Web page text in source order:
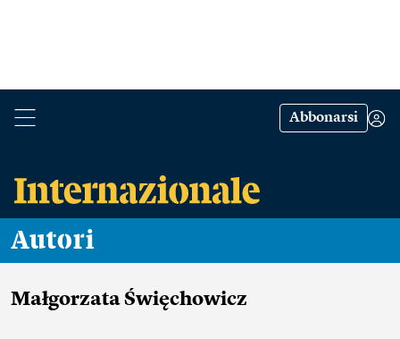
Abbonarsi
Autori
Małgorzata Święchowicz